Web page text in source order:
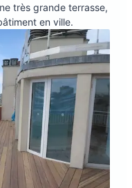
très grande terrasse,
en ville.